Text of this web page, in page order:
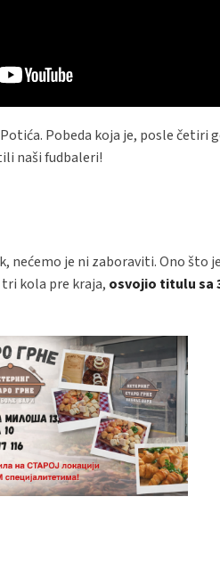
Pobeda koja je, posle
naši fudbaleri!
nećemo je ni zaboraviti. Ono što
kola pre kraja, osvojio titulu sa